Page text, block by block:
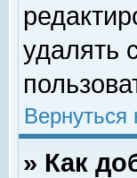
удалять
Вернуться
» Как